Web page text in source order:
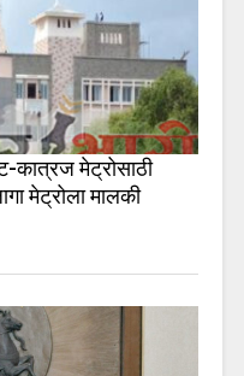
मेट्रोसाठी
मेट्रोला मालकी